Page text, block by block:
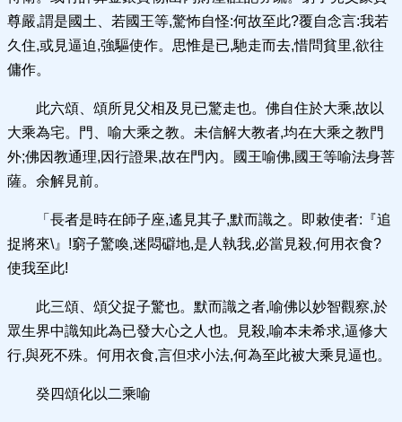
尊嚴,謂是國土、若國王等,驚怖自怪:何故至此?覆自念言:我若
久住,或見逼迫,強驅使作。思惟是已,馳走而去,惜問貧里,欲往
傭作。
此六頌、頌所見父相及見已驚走也。佛自住於大乘,故以
大乘為宅。門、喻大乘之教。未信解大教者,均在大乘之教門
外;佛因教通理,因行證果,故在門內。國王喻佛,國王等喻法身菩
薩。余解見前。
「長者是時在師子座,遙見其子,默而識之。即敕使者:『追
捉將來\』!窮子驚喚,迷悶礔地,是人執我,必當見殺,何用衣食?
使我至此!
此三頌、頌父捉子驚也。默而識之者,喻佛以妙智觀察,於
眾生界中識知此為已發大心之人也。見殺,喻本未希求,逼修大
行,與死不殊。何用衣食,言但求小法,何為至此被大乘見逼也。
癸四頌化以二乘喻